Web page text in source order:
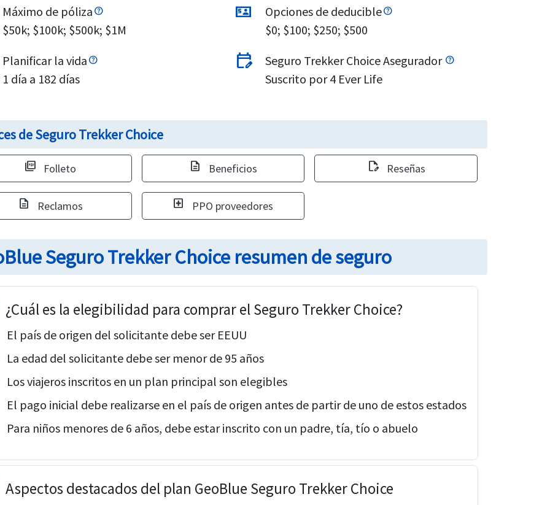
Máximo de póliza
$50k; $100k; $500k; $1M
universal_currency
Opciones de deducible
$0; $100; $250; $500
Planificar la vida
1 día a 182 días
edit_calendar
Seguro Trekker Choice Asegurador
Suscrito por 4 Ever Life
de Seguro Trekker Choice
picture_as_pdf Folleto description Beneficios edit_document Reseñas
description Reclamos local_hospital PPO proveedores
Seguro Trekker Choice resumen de seguro
¿Cuál es la elegibilidad para comprar el Seguro Trekker Choice?
El país de origen del solicitante debe ser EEUU
La edad del solicitante debe ser menor de 95 años
Los viajeros inscritos en un plan principal son elegibles
El pago inicial debe realizarse en el país de origen antes de partir de uno de estos estados
Para niños menores de 6 años, debe estar inscrito con un padre, tía, tío o abuelo
Aspectos destacados del plan GeoBlue Seguro Trekker Choice